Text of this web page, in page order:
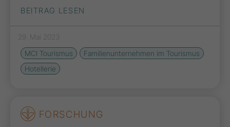
BEITRAG LESEN
29. Mai 2023
MCI Tourismus
Familienunternehmen im Tourismus
Hotellerie
FORSCHUNG